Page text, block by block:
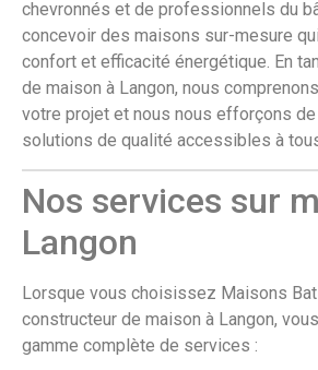
chevronnés et de professionnels du
concevoir des maisons sur-mesure
confort et efficacité énergétique. En
de maison à Langon, nous
votre projet et nous nous efforçons
solutions de qualité accessibles à
Nos services sur
Langon
Lorsque vous choisissez Maisons
constructeur de maison à Langon,
gamme complète de services :